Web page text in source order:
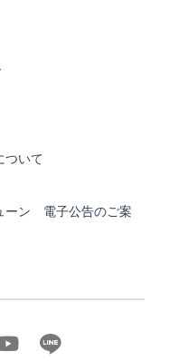
ついて
ーン 電子公告のご案